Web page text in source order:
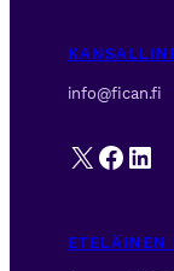
info@fican.fi
X
ETELÄINEN